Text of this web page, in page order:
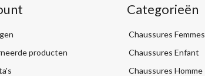
producten
Categorieën
Chaussures Femmes
Chaussures Enfant
Chaussures Homme